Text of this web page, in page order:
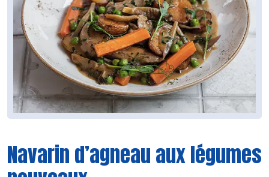
Navarin d’agneau aux légumes